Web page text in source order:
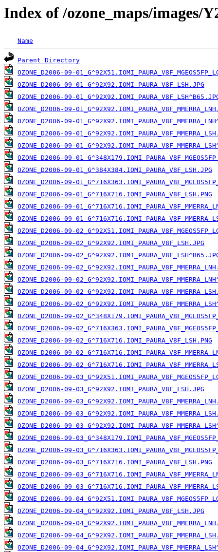
Index of /ozone_maps/images/
Name
Parent Directory
OZONE_D2006-09-
OZONE_D2006-09-01_G^92X92.IOMI_PAURA_V8F_LSH.JPG
OZONE_D2006-09-
OZONE_D2006-09-
OZONE_D2006-09-
OZONE_D2006-09-
OZONE_D2006-09-
OZONE_D2006-09-
OZONE_D2006-09-01_G^384X384.IOMI_PAURA_V8F_LSH.JPG
OZONE_D2006-09-
OZONE_D2006-09-01_G^716X716.IOMI_PAURA_V8F_LSH.PNG
OZONE_D2006-09-
OZONE_D2006-09-
OZONE_D2006-09-
OZONE_D2006-09-02_G^92X92.IOMI_PAURA_V8F_LSH.JPG
OZONE_D2006-09-
OZONE_D2006-09-
OZONE_D2006-09-
OZONE_D2006-09-
OZONE_D2006-09-
OZONE_D2006-09-
OZONE_D2006-09-
OZONE_D2006-09-02_G^716X716.IOMI_PAURA_V8F_LSH.PNG
OZONE_D2006-09-
OZONE_D2006-09-
OZONE_D2006-09-
OZONE_D2006-09-03_G^92X92.IOMI_PAURA_V8F_LSH.JPG
OZONE_D2006-09-
OZONE_D2006-09-
OZONE_D2006-09-
OZONE_D2006-09-
OZONE_D2006-09-
OZONE_D2006-09-03_G^716X716.IOMI_PAURA_V8F_LSH.PNG
OZONE_D2006-09-
OZONE_D2006-09-
OZONE_D2006-09-
OZONE_D2006-09-04_G^92X92.IOMI_PAURA_V8F_LSH.JPG
OZONE_D2006-09-
OZONE_D2006-09-
OZONE_D2006-09-